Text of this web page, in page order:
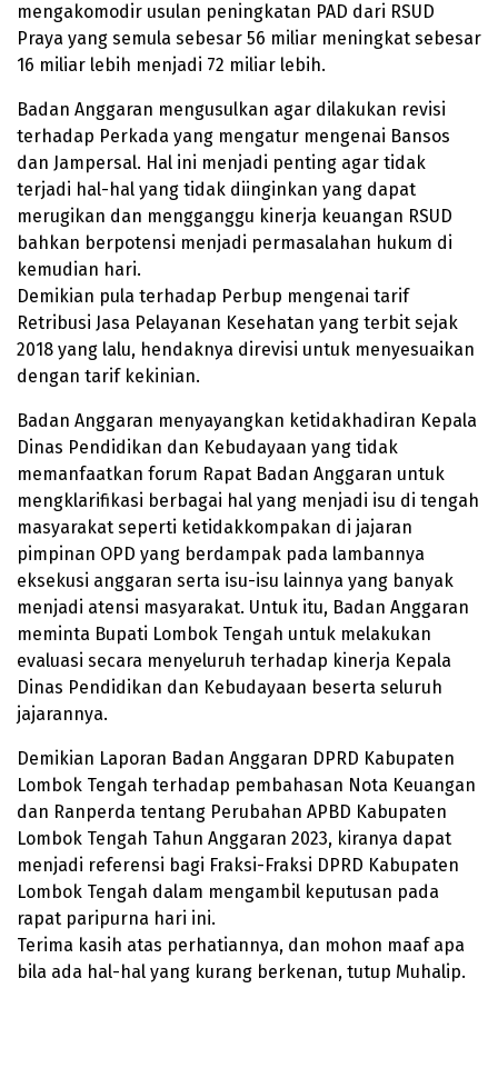
mengakomodir usulan peningkatan PAD dari RSUD
Praya yang semula sebesar 56 miliar meningkat sebesar
16 miliar lebih menjadi 72 miliar lebih.
Badan Anggaran mengusulkan agar dilakukan revisi
terhadap Perkada yang mengatur mengenai Bansos
dan Jampersal. Hal ini menjadi penting agar tidak
terjadi hal-hal yang tidak diinginkan yang dapat
merugikan dan mengganggu kinerja keuangan RSUD
bahkan berpotensi menjadi permasalahan hukum di
kemudian hari.
Demikian pula terhadap Perbup mengenai tarif
Retribusi Jasa Pelayanan Kesehatan yang terbit sejak
2018 yang lalu, hendaknya direvisi untuk menyesuaikan
dengan tarif kekinian.
Badan Anggaran menyayangkan ketidakhadiran Kepala
Dinas Pendidikan dan Kebudayaan yang tidak
memanfaatkan forum Rapat Badan Anggaran untuk
mengklarifikasi berbagai hal yang menjadi isu di tengah
masyarakat seperti ketidakkompakan di jajaran
pimpinan OPD yang berdampak pada lambannya
eksekusi anggaran serta isu-isu lainnya yang banyak
menjadi atensi masyarakat. Untuk itu, Badan Anggaran
meminta Bupati Lombok Tengah untuk melakukan
evaluasi secara menyeluruh terhadap kinerja Kepala
Dinas Pendidikan dan Kebudayaan beserta seluruh
jajarannya.
Demikian Laporan Badan Anggaran DPRD Kabupaten
Lombok Tengah terhadap pembahasan Nota Keuangan
dan Ranperda tentang Perubahan APBD Kabupaten
Lombok Tengah Tahun Anggaran 2023, kiranya dapat
menjadi referensi bagi Fraksi-Fraksi DPRD Kabupaten
Lombok Tengah dalam mengambil keputusan pada
rapat paripurna hari ini.
Terima kasih atas perhatiannya, dan mohon maaf apa
bila ada hal-hal yang kurang berkenan, tutup Muhalip.